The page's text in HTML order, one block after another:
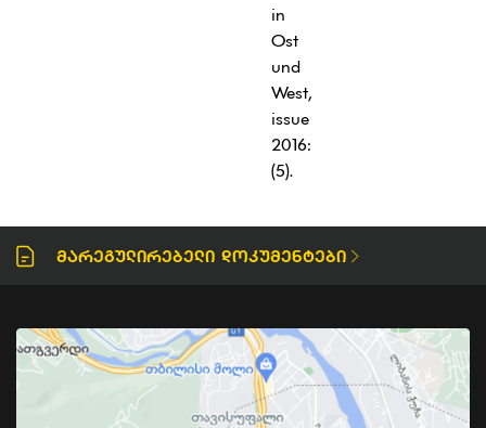
in
Ost
und
West,
issue
2016:
(5).
Მარეგულირებელი Დოკუმენტები